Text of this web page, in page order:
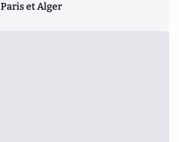
Paris et Alger